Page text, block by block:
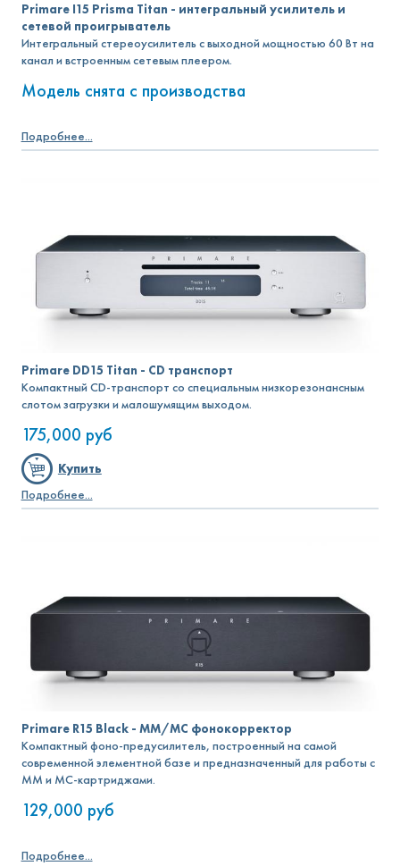
Primare I15 Prisma Titan - интегральный усилитель и
сетевой проигрыватель
Интегральный стереоусилитель с выходной мощностью 60 Вт на
канал и встроенным сетевым плеером.
Модель снята с производства
Подробнее...
Primare DD15 Titan - CD транспорт
Компактный CD-транспорт со специальным низкорезонансным
слотом загрузки и малошумящим выходом.
175,000 руб
Купить
Подробнее...
Primare R15 Black - MM/MC фонокорректор
Компактный фоно-предусилитель, построенный на самой
современной элементной базе и предназначенный для работы с
MM и MC-картриджами.
129,000 руб
Подробнее...